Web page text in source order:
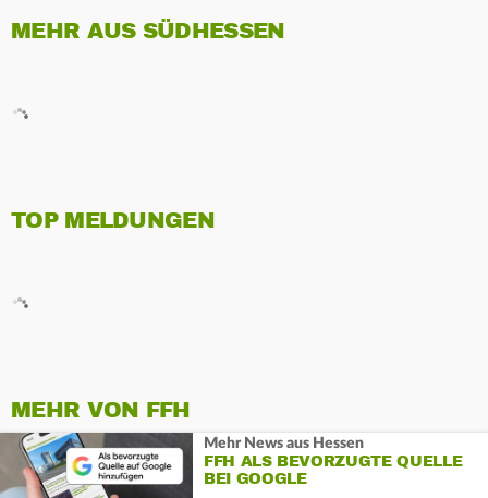
MEHR AUS SÜDHESSEN
TOP MELDUNGEN
MEHR VON FFH
Mehr News aus Hessen
FFH ALS BEVORZUGTE QUELLE
BEI GOOGLE